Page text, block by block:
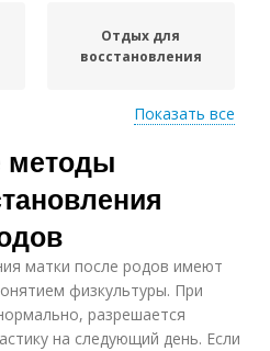
Отдых для
восстановления
Спорт на
восстановление
Рода для быстрого
восстановления
Показать все
матки после родов имеют
физкультуры. При
разрешается
на следующий день. Если